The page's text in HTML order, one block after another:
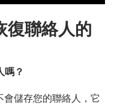
復聯絡人的
嗎？
儲存您的聯絡人，它